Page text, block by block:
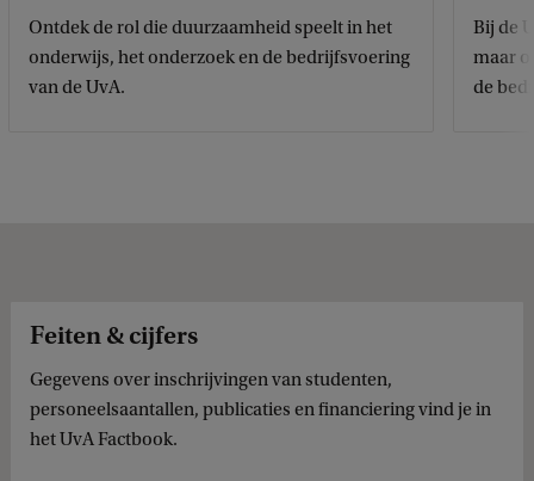
Ontdek de rol die duurzaamheid speelt in het
onderwijs, het onderzoek en de bedrijfsvoering
van de UvA.
Bij de
maar
de
Feiten & cijfers
Gegevens over inschrijvingen van studenten,
personeelsaantallen, publicaties en financiering vind je in
het UvA Factbook.